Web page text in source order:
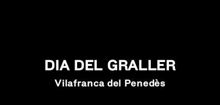
DIA DEL GRALLER
Vilafranca del Penedès